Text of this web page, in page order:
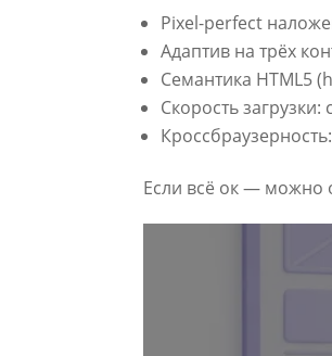
Pixel-perfect
Адаптив на трёх
Семантика HTML5
Скорость
Если всё ок — можно